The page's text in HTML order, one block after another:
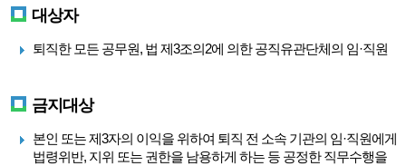
대상자
퇴직한 모든 공무원, 법 제3조의2에 의한 공직유관단체의 임·직원
금지대상
본인 또는 제3자의 이익을 위하여 퇴직 전 소속 기관의 임·직원에게
법령위반, 지위 또는 권한을 남용하게 하는 등 공정한 직무수행을